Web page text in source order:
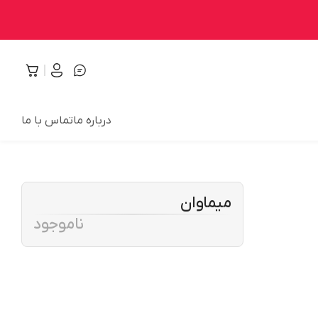
درباره ماتماس با ما
میماوان
ناموجود